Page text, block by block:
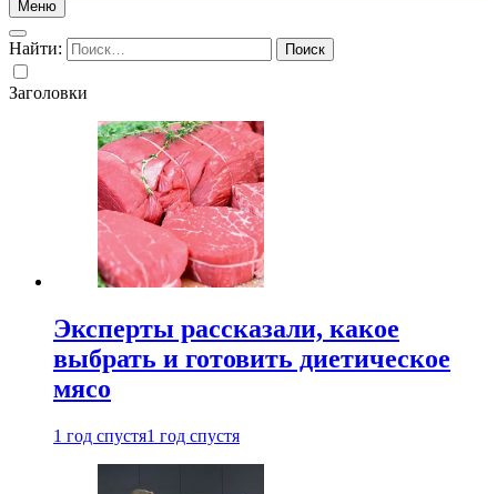
Меню
Найти:
Заголовки
Эксперты рассказали, какое
выбрать и готовить диетическое
мясо
1 год спустя1 год спустя